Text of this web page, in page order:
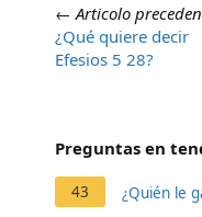
← Articolo
¿Qué quiere decir
Efesios 5 28?
Preguntas en
43 ¿Quién le